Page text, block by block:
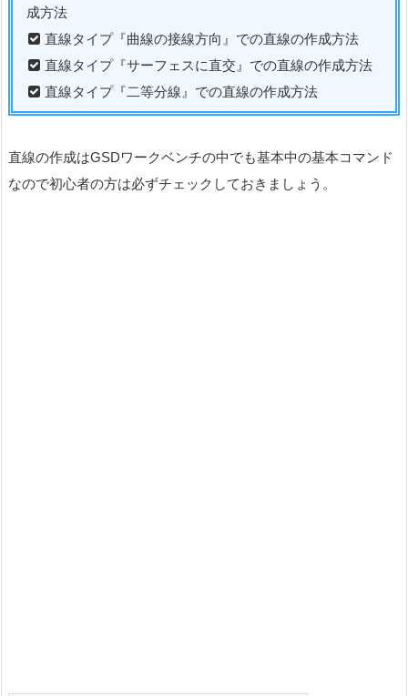
成方法
直線タイプ『曲線の接線方向』での直線の作成方法
直線タイプ『サーフェスに直交』での直線の作成方法
直線タイプ『二等分線』での直線の作成方法
直線の作成はGSDワークベンチの中でも基本中の基本コマンド
なので初心者の方は必ずチェックしておきましょう。